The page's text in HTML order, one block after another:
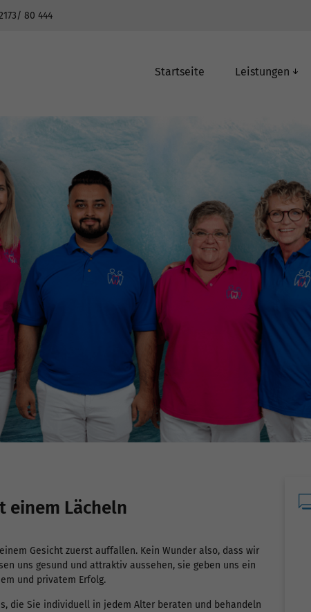
80 444
Startseite Leistungen
Digitaler Abdruck
Moderner Zahnersatz Parodontitis
einem Lächeln
Gesicht zuerst auffallen. Kein Wunder also, dass wir
uns gesund und attraktiv aussehen, sie geben uns ein
und privatem Erfolg.
die Sie individuell in jedem Alter beraten und behandeln